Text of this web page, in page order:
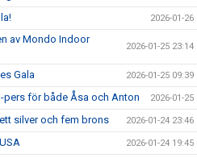
2026-01-26
av Mondo Indoor
2026-01-25 23:14
Gala 2026-01-25 09:39
pers för både Åsa och Anton 2026-01-25
silver och fem brons 2026-01-24 23:46
2026-01-24 19:45